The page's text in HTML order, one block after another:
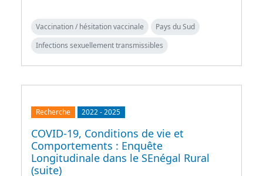
Vaccination / hésitation vaccinale
Pays du Sud
Infections sexuellement transmissibles
Recherche 2022-2025
COVID-19, Conditions de vie et
Comportements : Enquête
Longitudinale dans le SEnégal Rural
(suite)